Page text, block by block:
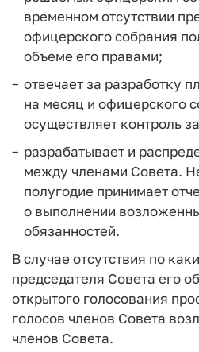
временном отсутствии
офицерского собрания
объеме его правами;
отвечает за разработку
на месяц и офицерского
осуществляет контроль
разрабатывает и
между членами Совета.
полугодие принимает
о выполнении
обязанностей.
В случае отсутствия по
председателя Совета его
открытого голосования
голосов членов Совета
членов Совета.